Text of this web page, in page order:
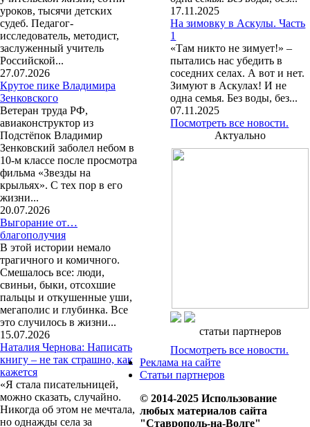
уроков, тысячи детских
судеб. Педагог-
исследователь, методист,
заслуженный учитель
Российской...
27.07.2026
Крутое пике Владимира
Зенковского
Ветеран труда РФ,
авиаконструктор из
Подстёпок Владимир
Зенковский заболел небом в
10-м классе после просмотра
фильма «Звезды на
крыльях». С тех пор в его
жизни...
20.07.2026
Выгорание от…
благополучия
В этой истории немало
трагичного и комичного.
Смешалось все: люди,
свиньи, быки, отсохшие
пальцы и откушенные уши,
мегаполис и глубинка. Все
это случилось в жизни...
15.07.2026
Наталия Чернова: Написать
книгу – не так страшно, как
кажется
«Я стала писательницей,
можно сказать, случайно.
Никогда об этом не мечтала,
но однажды села за
17.11.2025
На зимовку в Аскулы. Часть
1
«Там никто не зимует!» –
пытались нас убедить в
соседних селах. А вот и нет.
Зимуют в Аскулах! И не
одна семья. Без воды, без...
07.11.2025
Посмотреть все новости.
Актуально
статьи партнеров
Посмотреть все новости.
Реклама на сайте
Статьи партнеров
© 2014-2025 Использование
любых материалов сайта
"Ставрополь-на-Волге"